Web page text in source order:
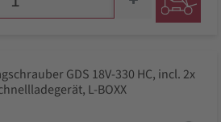
GDS 18V-330 HC, incl. 2x
L-BOXX